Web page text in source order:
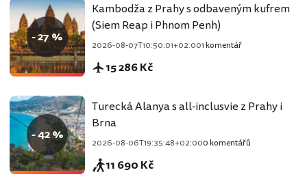
- 27 %
Kambodža z Prahy s odbaveným kufrem
(Siem Reap i Phnom Penh)
2026-08-07T10:50:01+02:001 komentář
15 286 Kč
- 42 %
Turecká Alanya s all-inclusvie z Prahy i
Brna
2026-08-06T19:35:48+02:000 komentářů
11 690 Kč